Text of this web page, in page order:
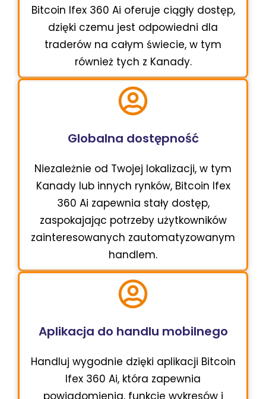
Bitcoin Ifex 360 Ai oferuje ciągły dostęp,
dzięki czemu jest odpowiedni dla
traderów na całym świecie, w tym
również tych z Kanady.
Globalna dostępność
Niezależnie od Twojej lokalizacji, w tym
Kanady lub innych rynków, Bitcoin Ifex
360 Ai zapewnia stały dostęp,
zaspokajając potrzeby użytkowników
zainteresowanych zautomatyzowanym
handlem.
Aplikacja do handlu mobilnego
Handluj wygodnie dzięki aplikacji Bitcoin
Ifex 360 Ai, która zapewnia
powiadomienia, funkcje wykresów i